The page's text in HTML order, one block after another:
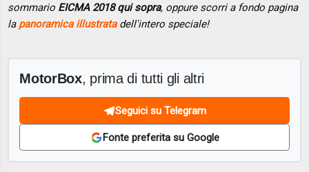
sommario EICMA 2018 qui sopra, oppure scorri a fondo pagina
la panoramica illustratadell'intero speciale!
MotorBox, prima di tutti gli altri
Seguici su Telegram
Fonte preferita su Google